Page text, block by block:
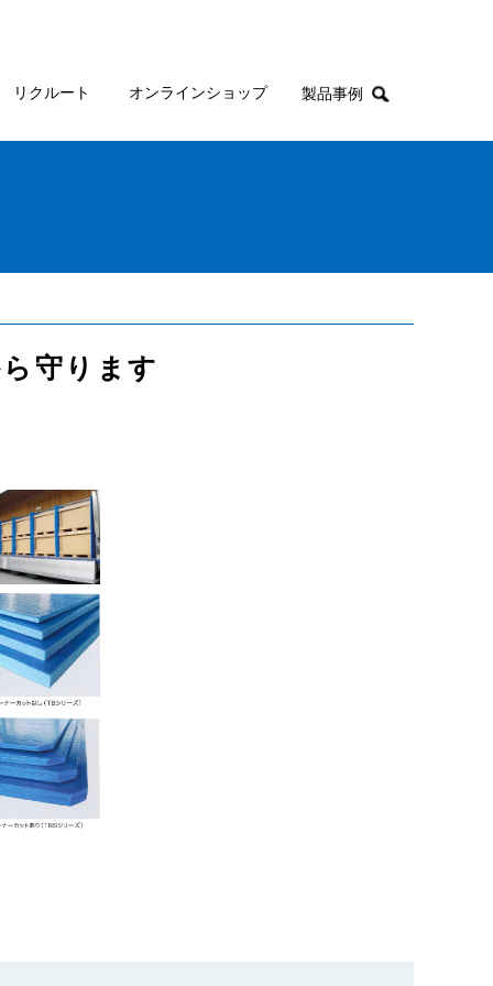
リクルート オンラインショップ 製品事例
守ります